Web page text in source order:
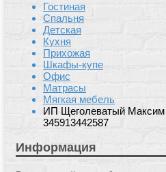
Гостиная
Спальня
Детская
Кухня
Прихожая
Шкафы-купе
Офис
Матрасы
Мягкая мебель
ИП Щеголеватый
345913442587
Информация